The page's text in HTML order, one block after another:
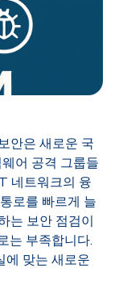
안은 새로운 국
어 공격 그룹들
네트워크의 융
로를 빠르게 늘
는 보안 점검이
는 부족합니다.
에 맞는 새로운